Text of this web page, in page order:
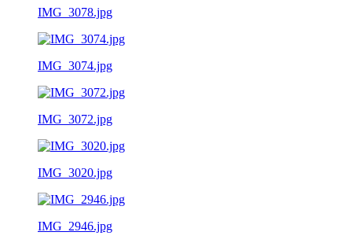
IMG_3078.jpg
IMG_3074.jpg
IMG_3072.jpg
IMG_3020.jpg
IMG_2946.jpg